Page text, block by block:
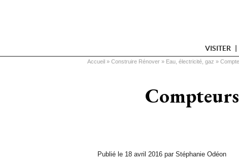
VISITER
Vous êtes ici
Accueil » Construire Rénover » Eau, électricité, gaz »
Publié le 18 avril 2016 par Stéphanie Odéon